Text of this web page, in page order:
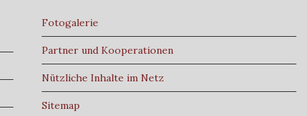
Fotogalerie
Partner und Kooperationen
Nützliche Inhalte im Netz
Sitemap